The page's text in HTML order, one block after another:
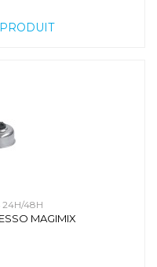
24H/48H
MAGIMIX